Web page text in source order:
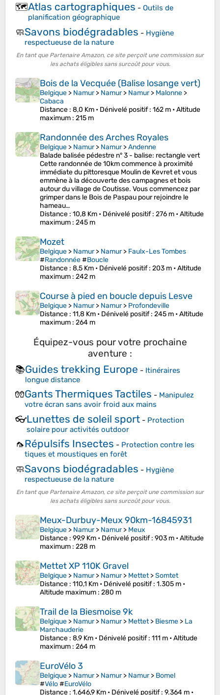
🗺️Atlas cartographiques - Outils de
planification géographique
🧼Savons biodégradables - Hygiène
respectueuse de la nature
En tant que Partenaire Amazon, ce site perçoit une commission sur
les achats éligibles sans surcoût pour vous.
Bois de la Vecquée (Balise losange vert)
Belgique > Namur> Namur> Namur> Malonne >
Cabaca
Distance : 8,0 Km • Dénivelé positif: 162 m •Altitude
maximum : 215 m
Randonnée des Arches Royales
Belgique > Namur> Namur>Andenne
Balade balisée pédestre n° 3 - balise: rectangle vert
Cette randonnée de 10km commence à proximité
immédiate du pittoresque Moulin de Kevret et vous
emmène à la découverte des campagnes et bois
autour du village de Coutisse. Vous commencez par
grimper dans le Bois de Paspau pour rejoindre le
hameau…
Distance : 10,8 Km • Dénivelé positif: 276 m •Altitude
maximum : 245 m
Mozet
Belgique > Namur> Namur> Faulx-Les Tombes
#Randonnée#Boucle
Distance : 8,5 Km • Dénivelé positif: 203 m •Altitude
maximum : 242 m
Course à pied en boucle depuis Lesve
Belgique > Namur> Namur> Profondeville
Distance : 11,8 Km • Dénivelé positif: 245 m •Altitude
maximum : 264 m
Équipez-vous pour votre prochaine
aventure :
📚Guides trekking Europe - Itinéraires
longue distance
🧤Gants Thermiques Tactiles - Manipulez
votre écran sans avoir froid aux mains
👓Lunettes de soleil sport - Protection
solaire pour activités outdoor
🦟Répulsifs Insectes - Protection contre les
tiques et moustiques en forêt
🧼Savons biodégradables - Hygiène
respectueuse de la nature
En tant que Partenaire Amazon, ce site perçoit une commission sur
les achats éligibles sans surcoût pour vous.
Meux-Durbuy-Meux 90km-16845931
Belgique > Namur> Namur> Meux
Distance : 99,9 Km • Dénivelé positif: 903 m •Altitude
maximum : 228 m
Mettet XP 110K Gravel
Belgique > Namur> Namur> Mettet>Somtet
Distance : 110,1 Km • Dénivelé positif: 1.305 m •
Altitude maximum : 280 m
Trail de la Biesmoise 9k
Belgique > Namur> Namur> Mettet> Biesme > La
Marchauderie
Distance : 8,9 Km • Dénivelé positif: 111 m •Altitude
maximum : 264 m
EuroVélo 3
Belgique > Namur> Namur> Namur> Bomel
#Vélo#EuroVélo
Distance : 1.646,9 Km • Dénivelé positif: 9.364 m •